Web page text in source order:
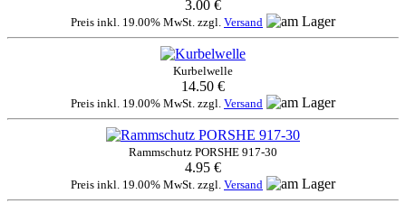
3.00 €
Preis inkl. 19.00% MwSt. zzgl. Versand
Kurbelwelle
14.50 €
Preis inkl. 19.00% MwSt. zzgl. Versand
Rammschutz PORSHE 917-30
4.95 €
Preis inkl. 19.00% MwSt. zzgl. Versand